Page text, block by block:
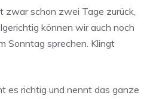
zwar schon zwei Tage zurück,
können wir auch noch
Sonntag sprechen. Klingt
es richtig und nennt das ganze